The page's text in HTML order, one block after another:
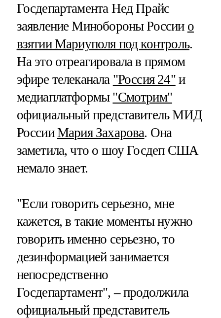
Госдепартамента Нед Прайс
заявление Минобороны России о
взятии Мариуполя под контроль.
На это отреагировала в прямом
эфире телеканала "Россия 24"и
медиаплатформы "Смотрим"
официальный представитель МИД
РоссииМария Захарова. Она
заметила, что о шоу Госдеп США
немало знает.
"Если говорить серьезно, мне
кажется, в такие моменты нужно
говорить именно серьезно, то
дезинформацией занимается
непосредственно
Госдепартамент", – продолжила
официальный представитель